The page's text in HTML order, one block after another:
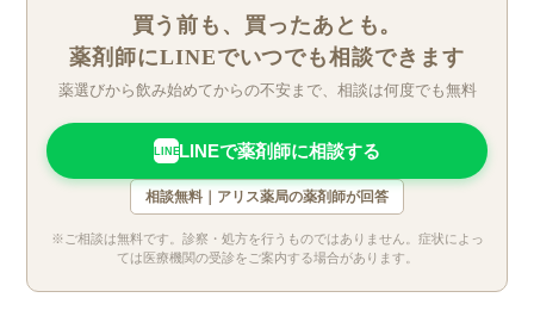
買う前も、買ったあとも。
薬剤師にLINEでいつでも相談できます
薬選びから飲み始めてからの不安まで、相談は何度でも無料
相談無料｜アリス薬局の薬剤師が回答
LINELINEで薬剤師に相談する
※ご相談は無料です。診察・処方を行うものではありません。症状によっ
ては医療機関の受診をご案内する場合があります。